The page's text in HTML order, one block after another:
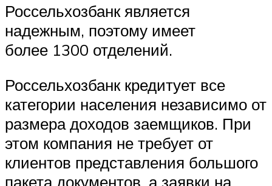
Россельхозбанк является
надежным, поэтому имеет
более 1300 отделений.
Россельхозбанк кредитует все
категории населения независимо от
размера доходов заемщиков. При
этом компания не требует от
клиентов представления большого
пакета документов, а заявки на